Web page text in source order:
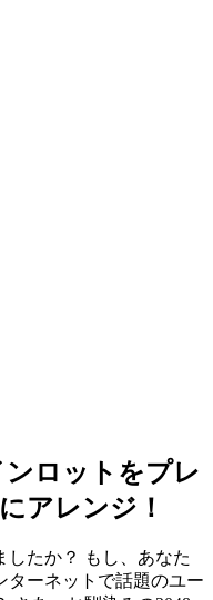
ンロットをプレ
アレンジ！
したか？ もし、あなた
ターネットで話題のユー